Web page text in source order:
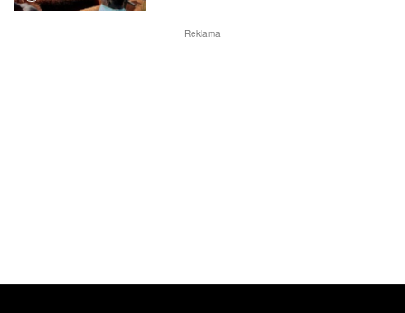
Reklama